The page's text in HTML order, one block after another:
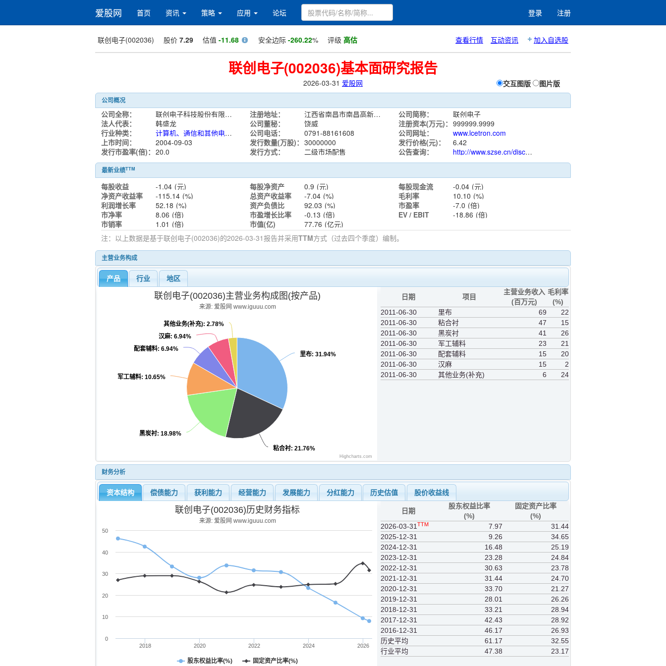
爱股网 首页 资讯 策略 应用 论坛 登录 注册
联创电子(002036) 股价 7.29 估值 -11.68 安全边际 -260.22% 评级 高估 查看行情 互动资讯 加入自选股
联创电子(002036)基本面研究报告
2026-03-31 爱股网 交互图版 图片版
公司概况
公司全称： 联创电子科技股份有限公司 注册地址： 江西省南昌市南昌高新技术产业开发区京东大道1699号 公司简称：
联创电子
法人代表：
韩盛龙 公司董秘： 饶威 注册资本(万元)： 999999.9999
行业种类：
计算机、通信和其他电子设备制造业 公司电话： 0791-88161608 公司网址：
www.lcetron.com
上市时间：
2004-09-03 发行数量(万股)： 30000000 发行价格(元)：
6.42
发行市盈率(倍)： 20.0 发行方式： 二级市场配售 公告查询： http://www.szse.cn/disclosure/listed/notice/index.html?stock=002036
最新业绩TTM
每股收益 -1.04 (元) 每股净资产 0.9 (元) 每股现金流 -0.04 (元)
净资产收益率
-115.14 (%) 总资产收益率 -7.04 (%) 毛利率 10.10 (%)
利润增长率
52.18 (%) 资产负债比 92.03 (%) 市盈率 -7.0 (倍)
市净率
8.06 (倍) 市盈增长比率 -0.13 (倍) EV / EBIT -18.86 (倍)
市销率
1.01 (倍) 市值(亿) 77.76 (亿元)
注：以上数据是基于联创电子(002036)的2026-03-31报告并采用TTM方式（过去四个季度）编制。
主营业务构成
产品 行业 地区
联创电子(002036)主营业务构成图(按产品)
来源: 爱股网 www.iguuu.com
里布: 31.94%
粘合衬: 21.76%
黑炭衬: 18.98%
军工辅料: 10.65%
配套辅料: 6.94%
汉麻: 6.94%
其他业务(补充): 2.78%
Highcharts.com
日期 项目
主营业务收入
(百万元)
毛利率
(%)
2011-06-30
里布 69
22
2011-06-30
粘合衬 47
15
2011-06-30
黑炭衬 41
26
2011-06-30
军工辅料 23
21
2011-06-30
配套辅料 15
20
2011-06-30
汉麻 15
2
2011-06-30
其他业务(补充) 6 24
财务分析
资本结构 偿债能力 获利能力 经营能力 发展能力 分红能力 历史估值 股价收益线
联创电子(002036)历史财务指标
来源: 爱股网 www.iguuu.com
股东权益比率(%) 固定资产比率(%)
2018 2020 2022 2024 2026
0
10
20
30
40
50
日期
股东权益比率
(%)
固定资产比率
(%)
2026-03-31 TTM 7.97
31.44
2025-12-31
9.26
34.65
2024-12-31
16.48
25.19
2023-12-31
23.28
24.84
2022-12-31
30.63
23.78
2021-12-31
31.44
24.70
2020-12-31
33.70
21.27
2019-12-31
28.01
26.26
2018-12-31
33.21
28.94
2017-12-31
42.43
28.92
2016-12-31
46.17
26.93
历史平均
61.17
32.55
行业平均
47.38 23.17